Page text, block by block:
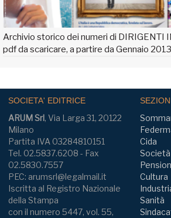
Archivio storico dei numeri di DIRIGENTI
pdf da scaricare, a partire da Gennaio 2013
SOCIETA' EDITRICE
ARUM Srl, Via Larga 31, 20122
Milano
Partita IVA 03284810151
Tel. 02.5837.6208 - Fax
02.5830.7557
PEC: arumsrl@legalmail.it
Iscritta al Registro Nazionale
della Stampa
con il numero 5447, vol. 55,
Cida
Società
Cultura
Sanità